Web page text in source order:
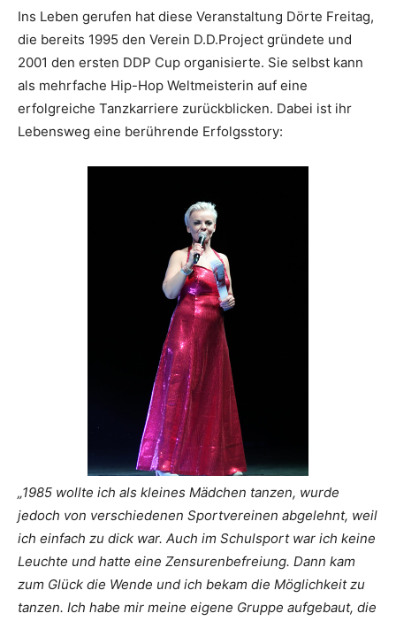
Ins Leben gerufen hat diese Veranstaltung Dörte Freitag,
die bereits 1995 den Verein D.D.Project gründete und
2001 den ersten DDP Cup organisierte. Sie selbst kann
als mehrfache Hip-Hop Weltmeisterin auf eine
erfolgreiche Tanzkarriere zurückblicken. Dabei ist ihr
Lebensweg eine berührende Erfolgsstory:
„1985 wollte ich als kleines Mädchen tanzen, wurde
jedoch von verschiedenen Sportvereinen abgelehnt, weil
ich einfach zu dick war. Auch im Schulsport war ich keine
Leuchte und hatte eine Zensurenbefreiung. Dann kam
zum Glück die Wende und ich bekam die Möglichkeit zu
tanzen. Ich habe mir meine eigene Gruppe aufgebaut, die